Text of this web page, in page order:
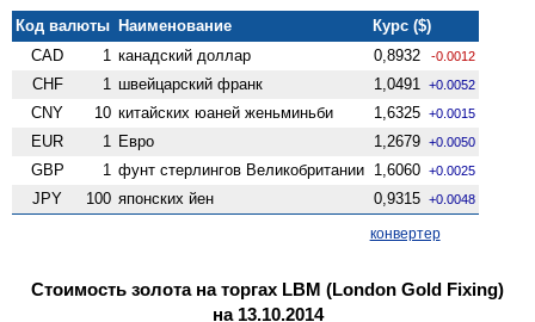
Код валюты Наименование
Курс ($)
CAD
1 канадский доллар 0,8932 -0.0012
CHF 1 швейцарский франк 1,0491 +0.0052
CNY 10 китайских юаней женьминьби 1,6325 +0.0015
EUR 1 Евро 1,2679 +0.0050
GBP 1 фунт стерлингов Велико­британии 1,6060 +0.0025
JPY 100 японских йен 0,9315 +0.0048
конвертер
Стоимость золота на торгах LBM (London Gold Fixing)
на 13.10.2014